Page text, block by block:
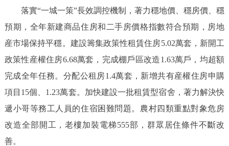
落實“一城一策”長效調控機制，著力穩地價、穩房價、穩
預期，全年新建商品住房和二手房價格指數符合預期，房地
産市場保持平穩。建設籌集政策性租賃住房5.02萬套，新開工
政策性産權住房6.68萬套，完成棚戶區改造1.63萬戶，均超額
完成全年任務。分配公租房1.4萬套，新增共有産權住房申購
項目15個、1.23萬套。加快建設一批租賃型宿舍，著力解決快
遞小哥等務工人員的住宿困難問題。農村四類重點對象危房
改造全部開工，老樓加裝電梯555部，群眾居住條件不斷改
善。